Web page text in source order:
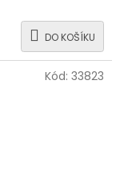
DO KOŠÍKU
Kód: 33823